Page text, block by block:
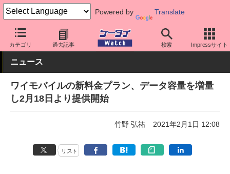
Powered by Translate
カテゴリ 過去記事 検索 Impressサイト
ケータイ Watch キャリア ワイモバイル 料金プラン・割引
ニュース
ワイモバイルの新料金プラン、データ容量を増量
し2月18日より提供開始
竹野 弘祐 2021年2月1日 12:08
リスト